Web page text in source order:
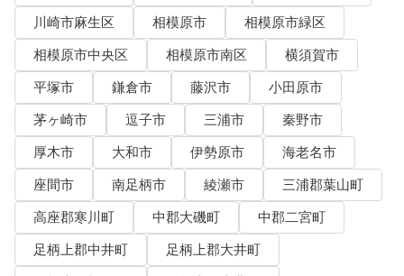
川崎市麻生区
相模原市
相模原市緑区
相模原市中央区
相模原市南区
横須賀市
平塚市
鎌倉市 藤沢市
小田原市
茅ヶ崎市
逗子市 三浦市
秦野市
厚木市
大和市 伊勢原市
海老名市
座間市
南足柄市 綾瀬市
三浦郡葉山町
高座郡寒川町
中郡大磯町
中郡二宮町
足柄上郡中井町
足柄上郡大井町